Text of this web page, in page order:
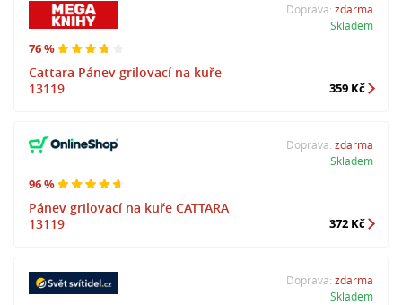
76 %
Cattara Pánev grilovací na kuře
13119
Doprava: zdarma
Skladem
359 Kč
96 %
Pánev grilovací na kuře CATTARA
13119
Doprava: zdarma
Skladem
372 Kč
Doprava: zdarma
Skladem